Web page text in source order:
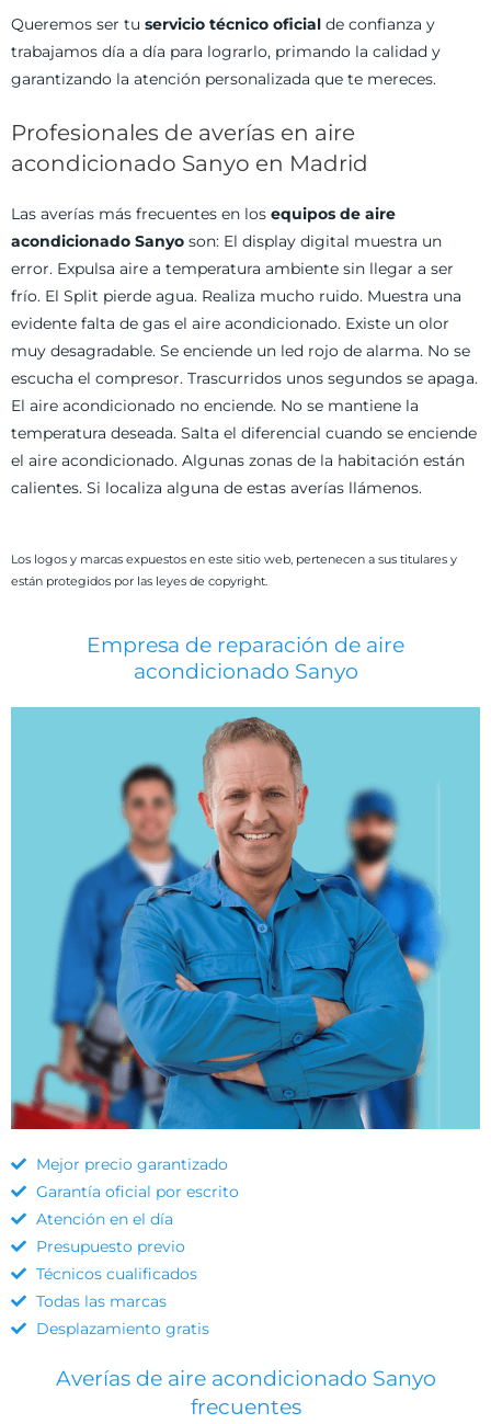
Queremos ser tu servicio técnico oficial de confianza y
trabajamos día a día para lograrlo, primando la calidad y
garantizando la atención personalizada que te mereces.
Profesionales de averías en aire
acondicionado Sanyo en Madrid
Las averías más frecuentes en los equipos de aire
acondicionado Sanyo son: El display digital muestra un
error. Expulsa aire a temperatura ambiente sin llegar a ser
frío. El Split pierde agua. Realiza mucho ruido. Muestra una
evidente falta de gas el aire acondicionado. Existe un olor
muy desagradable. Se enciende un led rojo de alarma. No se
escucha el compresor. Trascurridos unos segundos se apaga.
El aire acondicionado no enciende. No se mantiene la
temperatura deseada. Salta el diferencial cuando se enciende
el aire acondicionado. Algunas zonas de la habitación están
calientes. Si localiza alguna de estas averías llámenos.
Los logos y marcas expuestos en este sitio web, pertenecen a sus titulares y
están protegidos por las leyes de copyright.
Empresa de reparación de aire
acondicionado Sanyo
Mejor precio garantizado
Garantía oficial por escrito
Atención en el día
Presupuesto previo
Técnicos cualificados
Todas las marcas
Desplazamiento gratis
Averías de aire acondicionado Sanyo
frecuentes